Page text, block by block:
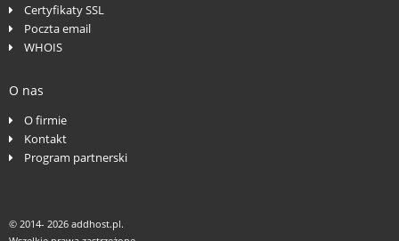
Certyfikaty SSL
Poczta email
WHOIS
O nas
O firmie
Kontakt
Program partnerski
© 2014- 2026 addhost.pl.